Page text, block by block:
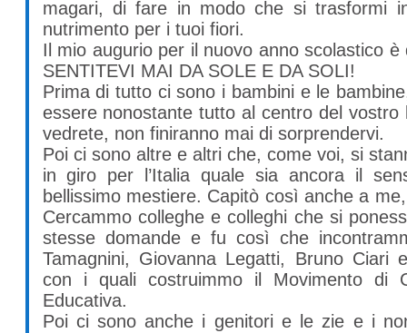
magari, di fare in modo che si trasformi
nutrimento per i tuoi fiori.
Il mio augurio per il nuovo anno scolastico è
SENTITEVI MAI DA SOLE E DA SOLI!
Prima di tutto ci sono i bambini e le
essere nonostante tutto al centro del vostro
vedrete, non finiranno mai di sorprendervi.
Poi ci sono altre e altri che, come voi, si
in giro per l’Italia quale sia ancora il
bellissimo mestiere. Capitò così anche a
Cercammo colleghe e colleghi che si
stesse domande e fu così che
Tamagnini, Giovanna Legatti, Bruno Ciari
con i quali costruimmo il Movimento di
Educativa.
Poi ci sono anche i genitori e le zie e i